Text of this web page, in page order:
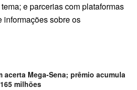
e parcerias com plataformas
informações sobre os
acerta Mega-Sena; prêmio acumula
milhões